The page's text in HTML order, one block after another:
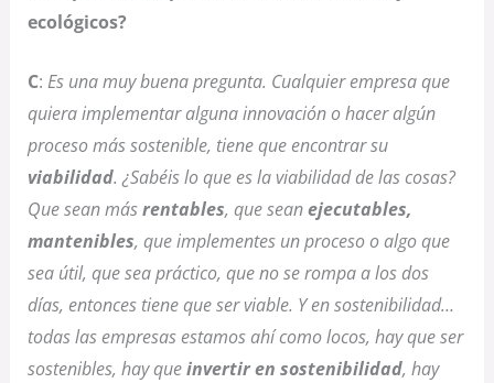
ecológicos?
C: Es una muy buena pregunta. Cualquier empresa que
quiera implementar alguna innovación o hacer algún
proceso más sostenible, tiene que encontrar su
viabilidad. ¿Sabéis lo que es la viabilidad de las cosas?
Que sean másrentables, que seanejecutables,
mantenibles, que implementes un proceso o algo que
sea útil, que sea práctico, que no se rompa a los dos
días, entonces tiene que ser viable. Y en sostenibilidad…
todas las empresas estamos ahí como locos, hay que ser
sostenibles, hay queinvertir en sostenibilidad, hay